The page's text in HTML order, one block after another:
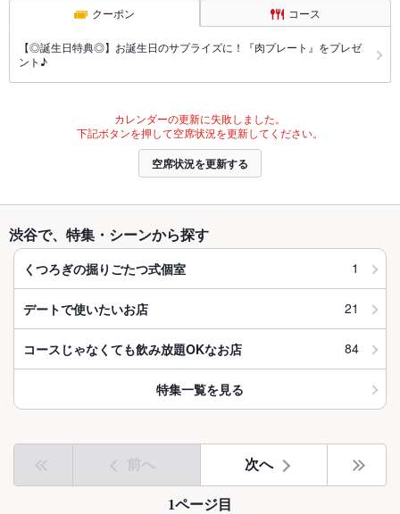
クーポン コース
【◎誕生日特典◎】お誕生日のサプライズに！『肉プレート』をプレゼ
ント♪
カレンダーの更新に失敗しました。
下記ボタンを押して空席状況を更新してください。
空席状況を更新する
渋谷で、特集・シーンから探す
くつろぎの掘りごたつ式個室 1
デートで使いたいお店 21
コースじゃなくても飲み放題OKなお店 84
特集一覧を見る
前へ 次へ
1ページ目